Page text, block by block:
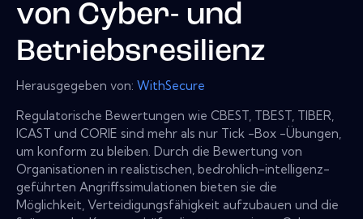
von Cyber- und
Betriebsresilienz
Herausgegeben von: WithSecure
Regulatorische Bewertungen wie CBEST, TBEST, TIBER,
ICAST und CORIE sind mehr als nur Tick -Box -Übungen,
um konform zu bleiben. Durch die Bewertung von
Organisationen in realistischen, bedrohlich-intelligenz-
geführten Angriffssimulationen bieten sie die
Möglichkeit, Verteidigungsfähigkeit aufzubauen und die